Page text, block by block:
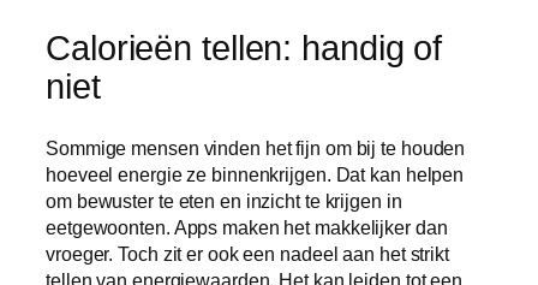
Calorieën tellen: handig of
niet
Sommige mensen vinden het fijn om bij te houden
hoeveel energie ze binnenkrijgen. Dat kan helpen
om bewuster te eten en inzicht te krijgen in
eetgewoonten. Apps maken het makkelijker dan
vroeger. Toch zit er ook een nadeel aan het strikt
tellen van energiewaarden. Het kan leiden tot een